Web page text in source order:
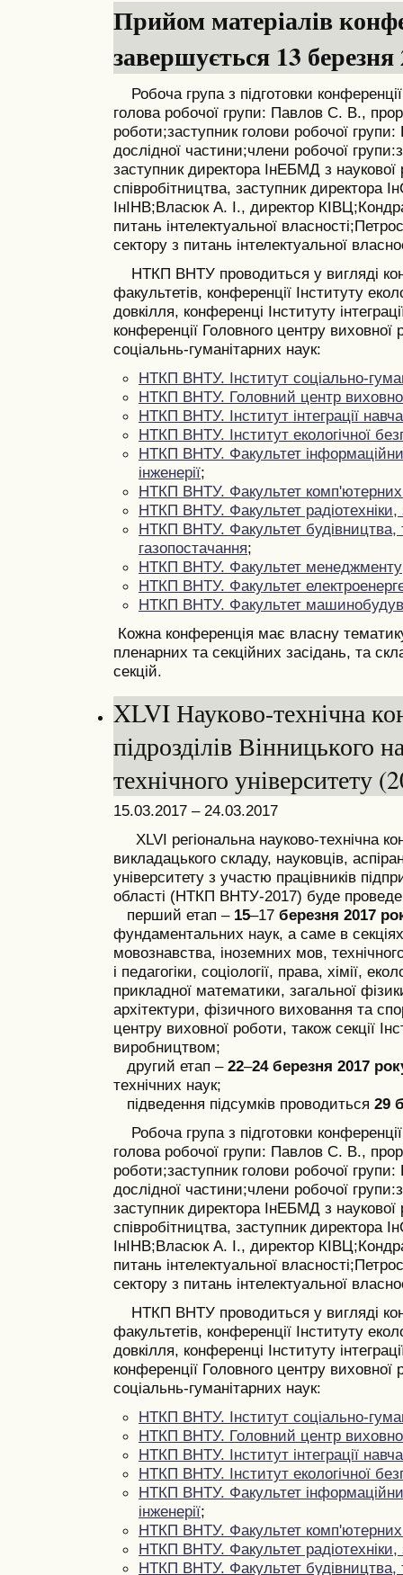
Прийом матеріалів
завершується 13 березня
Робоча група з підготовки
голова робочої групи: Павлов С. В.,
роботи;заступник голови робочої
дослідної частини;члени робочої групи:
заступник директора ІнЕБМД з наукової
співробітництва, заступник директора
ІнІНВ;Власюк А. І., директор КІВЦ;
питань інтелектуальної власності;
сектору з питань інтелектуальної
НТКП ВНТУ проводиться у вигляді
факультетів, конференції Інституту
довкілля, конференці Інституту
конференції Головного центру виховної
соціальнь-гуманітарних наук:
НТКП ВНТУ. Інститут соціально-
НТКП ВНТУ. Головний центр
НТКП ВНТУ. Інститут інтеграції
НТКП ВНТУ. Інститут екологічної
НТКП ВНТУ. Факультет
інженерії;
НТКП ВНТУ. Факультет
НТКП ВНТУ. Факультет
НТКП ВНТУ. Факультет будівництва,
газопостачання;
НТКП ВНТУ. Факультет менеджменту
НТКП ВНТУ. Факультет
НТКП ВНТУ. Факультет
Кожна конференція має власну
пленарних та секційних засідань, та
секцій.
XLVI Науково-технічна
підрозділів Вінницького
технічного університету
15.03.2017 – 24.03.2017
ХLVI регіональна науково-технічна
викладацького складу, науковців,
університету з участю працівників
області (НТКП ВНТУ-2017) буде
перший етап – 15–17 березня 2017
фундаментальних наук, а саме в секціях
мовознавства, іноземних мов,
і педагогіки, соціології, права, хімії,
прикладної математики, загальної
архітектури, фізичного виховання та
центру виховної роботи, також секції
виробництвом;
другий етап – 22–24 березня 2017
технічних наук;
підведення підсумків проводиться 29
Робоча група з підготовки
голова робочої групи: Павлов С. В.,
роботи;заступник голови робочої
дослідної частини;члени робочої групи:
заступник директора ІнЕБМД з наукової
співробітництва, заступник директора
ІнІНВ;Власюк А. І., директор КІВЦ;
питань інтелектуальної власності;
сектору з питань інтелектуальної
НТКП ВНТУ проводиться у вигляді
факультетів, конференції Інституту
довкілля, конференці Інституту
конференції Головного центру виховної
соціальнь-гуманітарних наук:
НТКП ВНТУ. Інститут соціально-
НТКП ВНТУ. Головний центр
НТКП ВНТУ. Інститут інтеграції
НТКП ВНТУ. Інститут екологічної
НТКП ВНТУ. Факультет
інженерії;
НТКП ВНТУ. Факультет
НТКП ВНТУ. Факультет
НТКП ВНТУ. Факультет будівництва,